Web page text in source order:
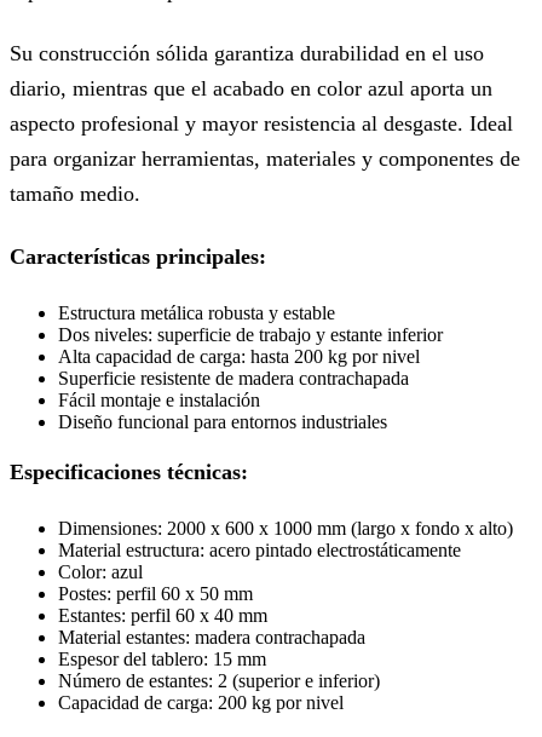
Su construcción sólida garantiza durabilidad en el uso
diario, mientras que el acabado en color azul aporta un
aspecto profesional y mayor resistencia al desgaste. Ideal
para organizar herramientas, materiales y componentes de
tamaño medio.
Características principales:
Estructura metálica robusta y estable
Dos niveles: superficie de trabajo y estante inferior
Alta capacidad de carga: hasta 200 kg por nivel
Superficie resistente de madera contrachapada
Fácil montaje e instalación
Diseño funcional para entornos industriales
Especificaciones técnicas:
Dimensiones: 2000 x 600 x 1000 mm (largo x fondo x alto)
Material estructura: acero pintado electrostáticamente
Color: azul
Postes: perfil 60 x 50 mm
Estantes: perfil 60 x 40 mm
Material estantes: madera contrachapada
Espesor del tablero: 15 mm
Número de estantes: 2 (superior e inferior)
Capacidad de carga: 200 kg por nivel